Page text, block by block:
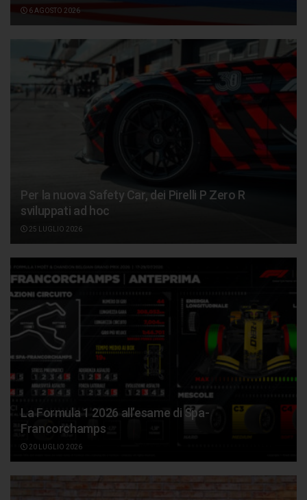
6 AGOSTO 2026
Per la nuova Safety Car, dei Pirelli P Zero R
sviluppati ad hoc
25 LUGLIO 2026
La Formula 1 2026 all’esame di Spa-
Francorchamps
20 LUGLIO 2026